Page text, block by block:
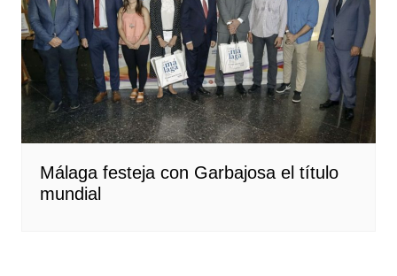
Málaga festeja con Garbajosa el título
mundial